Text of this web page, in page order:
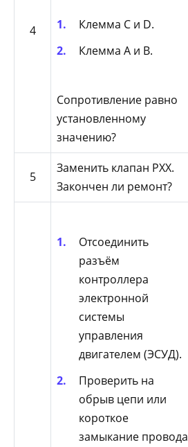
4
Клемма С и D.
Клемма А и В.
Сопротивление равно
установленному
значению?
5
Заменить клапан РХХ.
Закончен ли ремонт?
Отсоединить
разъём
контроллера
электронной
системы
управления
двигателем (ЭСУД).
Проверить на
обрыв цепи или
короткое
замыкание провода